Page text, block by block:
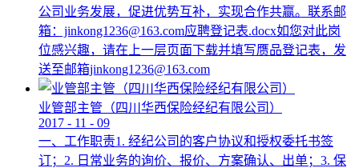
公司业务发展，促进优势互补，实现合作共赢。联系邮
箱：jinkong1236@163.com应聘登记表.docx如您对此岗
位感兴趣，请在上一层页面下载并填写赝品登记表，发
送至邮箱jinkong1236@163.com
业管部主管（四川华西保险经纪有限公司）
2017 - 11 - 09
一、工作职责1. 经纪公司的客户协议和授权委托书签
订；2. 日常业务的询价、报价、方案确认、出单；3. 保